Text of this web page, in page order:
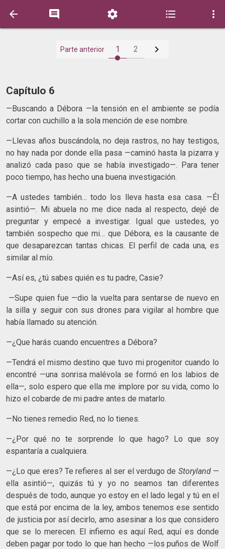
    
Parte anterior 1 2 
Capítulo 6
—Buscando a Débora —la tensión en el ambiente se podía
cortar con cuchillo a la sola mención de ese nombre.
—Llevas años buscándola, no deja rastros, no hay testigos,
no hay nada por donde ella pasa —caminó hasta la pizarra y
analizó cada paso que se había investigado—. Para tener
poco tiempo, has hecho una buena investigación.
—A ustedes también… todo los lleva hasta esa casa. —Él
asintió—. Mi abuela no me dice nada al respecto, dejé de
preguntar y empecé a investigar. Igual que ustedes, yo
también sospecho que mi… que Débora, es la causante de
que desaparezcan tantas chicas. El perfil de cada una, es
similar al mío.
—Así es, ¿tú sabes quién es tu padre, Casie?
—Supe quien fue —dio la vuelta para sentarse de nuevo en
la silla y seguir con sus drones para vigilar al hombre que
había llamado su atención.
—¿Que harás cuando encuentres a Débora?
—Tendrá el mismo destino que tuvo mi progenitor cuando lo
encontré —una sonrisa malévola se formó en los labios de
ella—, solo espero que ella me implore por su vida, como lo
hizo el cobarde de mi padre antes de matarlo.
—No tienes remedio Red, no lo tienes.
—¿Por qué no te sorprende lo que hago? Lo que soy
espantaría a cualquiera.
—¿Lo que eres? Te refieres al ser el verdugo de Storyland —
ella asintió—, quizás tú y yo no seamos tan diferentes
después de todo, aunque yo estoy en el lado legal y tú en el
que está por encima de la ley, ambos tenemos ese sentido
de justicia por así decirlo, amo asesinar a los que considero
que se lo merecen. El infierno es aquí Red, aquí es donde
deben pagar por todo lo que han hecho —los puños de Wolf